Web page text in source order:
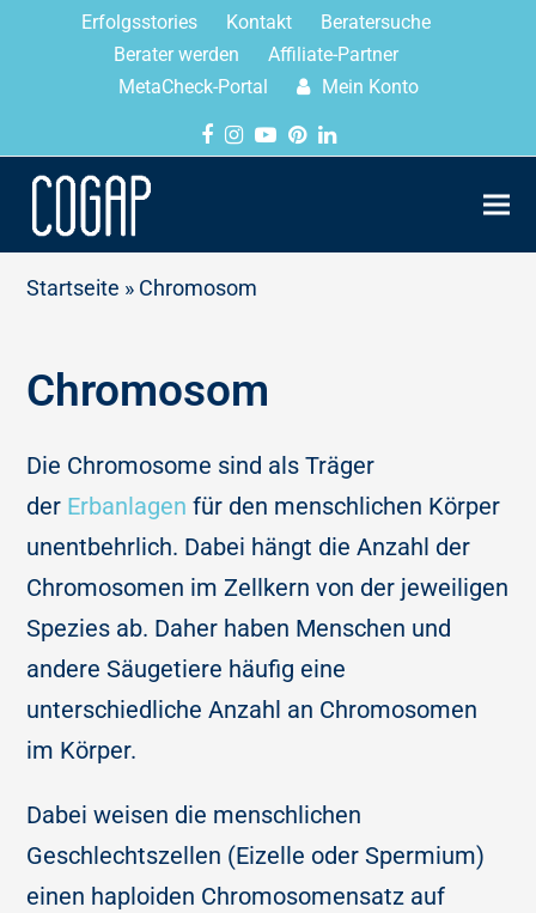
Erfolgsstories Kontakt
Beratersuche
Berater werden
Affiliate-Partner
MetaCheck-Portal
Mein Konto
Startseite » Chromosom
Chromosom
Die Chromosome sind als Träger
der Erbanlagen für den menschlichen Körper
unentbehrlich. Dabei hängt die Anzahl der
Chromosomen im Zellkern von der jeweiligen
Spezies ab. Daher haben Menschen und
andere Säugetiere häufig eine
unterschiedliche Anzahl an Chromosomen
im Körper.
Dabei weisen die menschlichen
Geschlechtszellen (Eizelle oder Spermium)
einen haploiden Chromosomensatz auf